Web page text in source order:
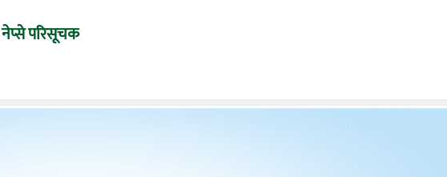
नेप्से परिसूचक